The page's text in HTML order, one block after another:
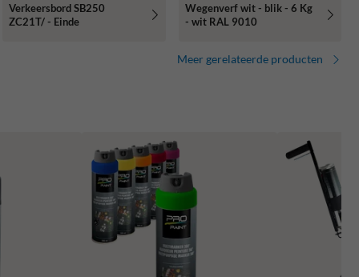
Verkeersbord SB250
ZC21T/ - Einde
Wegenverf wit - blik - 6 Kg
- wit RAL 9010
Meer gerelateerde producten